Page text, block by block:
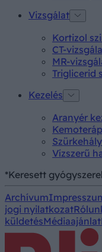
Vizsgálat
Kortizol
CT-
MR-
Triglicerid
Kezelés
Aranyér
Vízszerű
*Keresett
Archívum
jogi nyilatkozat
küldetésMédiaajánlat